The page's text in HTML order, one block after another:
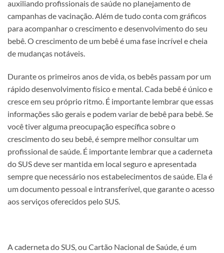
auxiliando profissionais de saúde no planejamento de
campanhas de vacinação. Além de tudo conta com gráficos
para acompanhar o crescimento e desenvolvimento do seu
bebê. O crescimento de um bebê é uma fase incrível e cheia
de mudanças notáveis.
Durante os primeiros anos de vida, os bebês passam por um
rápido desenvolvimento físico e mental. Cada bebê é único e
cresce em seu próprio ritmo. É importante lembrar que essas
informações são gerais e podem variar de bebê para bebê. Se
você tiver alguma preocupação específica sobre o
crescimento do seu bebê, é sempre melhor consultar um
profissional de saúde. É importante lembrar que a caderneta
do SUS deve ser mantida em local seguro e apresentada
sempre que necessário nos estabelecimentos de saúde. Ela é
um documento pessoal e intransferível, que garante o acesso
aos serviços oferecidos pelo SUS.
A caderneta do SUS, ou Cartão Nacional de Saúde, é um